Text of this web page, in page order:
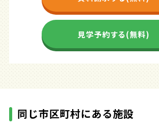
見学予約する(無料)
同じ市区町村にある施設